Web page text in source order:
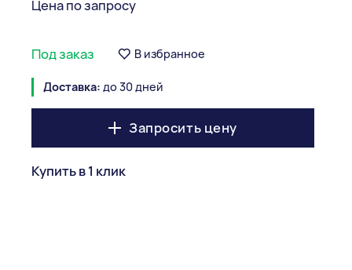
Цена по запросу
Под заказ В избранное
Доставка: до 30 дней
Запросить цену
Купить в 1 клик